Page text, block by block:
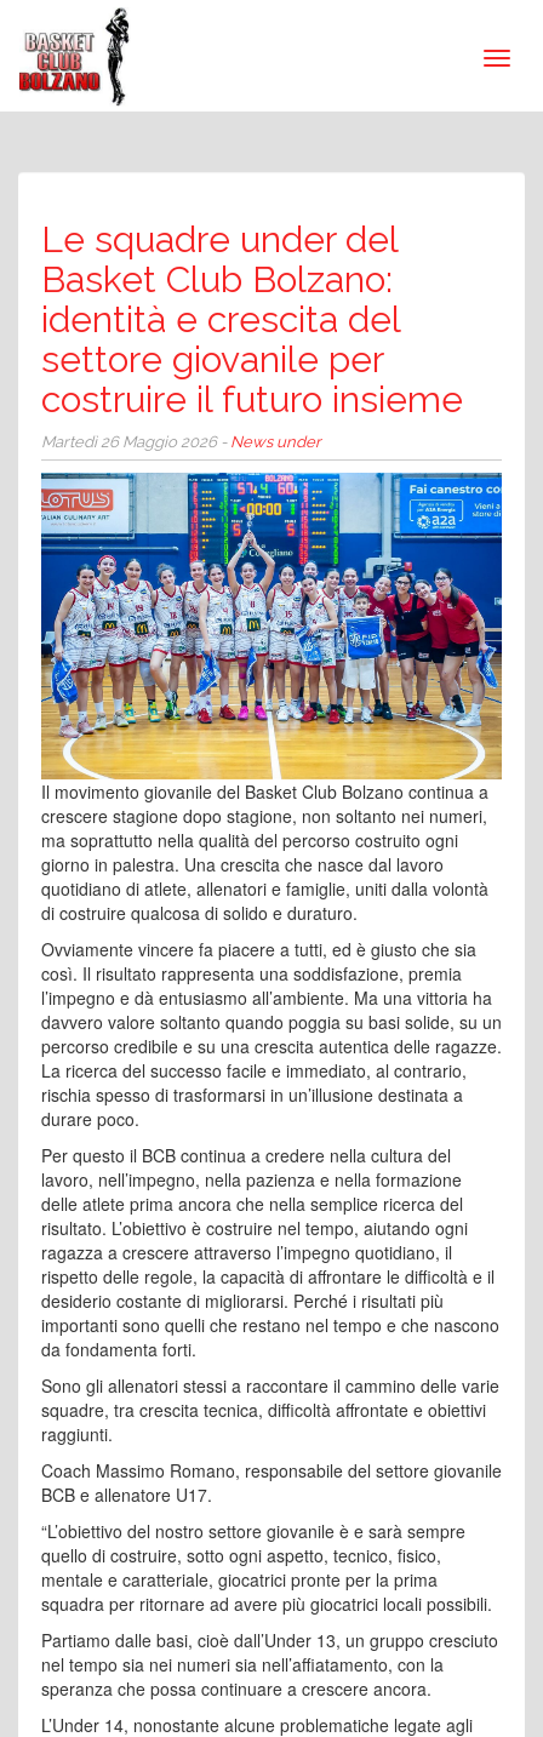
Le squadre under del
Basket Club Bolzano:
identità e crescita del
settore giovanile per
costruire il futuro insieme
Martedì 26 Maggio 2026 - News under
Il movimento giovanile del Basket Club Bolzano continua a
crescere stagione dopo stagione, non soltanto nei numeri,
ma soprattutto nella qualità del percorso costruito ogni
giorno in palestra. Una crescita che nasce dal lavoro
quotidiano di atlete, allenatori e famiglie, uniti dalla volontà
di costruire qualcosa di solido e duraturo.
Ovviamente vincere fa piacere a tutti, ed è giusto che sia
così. Il risultato rappresenta una soddisfazione, premia
l’impegno e dà entusiasmo all’ambiente. Ma una vittoria ha
davvero valore soltanto quando poggia su basi solide, su un
percorso credibile e su una crescita autentica delle ragazze.
La ricerca del successo facile e immediato, al contrario,
rischia spesso di trasformarsi in un’illusione destinata a
durare poco.
Per questo il BCB continua a credere nella cultura del
lavoro, nell’impegno, nella pazienza e nella formazione
delle atlete prima ancora che nella semplice ricerca del
risultato. L’obiettivo è costruire nel tempo, aiutando ogni
ragazza a crescere attraverso l’impegno quotidiano, il
rispetto delle regole, la capacità di affrontare le difficoltà e il
desiderio costante di migliorarsi. Perché i risultati più
importanti sono quelli che restano nel tempo e che nascono
da fondamenta forti.
Sono gli allenatori stessi a raccontare il cammino delle varie
squadre, tra crescita tecnica, difficoltà affrontate e obiettivi
raggiunti.
Coach Massimo Romano, responsabile del settore giovanile
BCB e allenatore U17.
“L’obiettivo del nostro settore giovanile è e sarà sempre
quello di costruire, sotto ogni aspetto, tecnico, fisico,
mentale e caratteriale, giocatrici pronte per la prima
squadra per ritornare ad avere più giocatrici locali possibili.
Partiamo dalle basi, cioè dall’Under 13, un gruppo cresciuto
nel tempo sia nei numeri sia nell’affiatamento, con la
speranza che possa continuare a crescere ancora.
L’Under 14, nonostante alcune problematiche legate agli